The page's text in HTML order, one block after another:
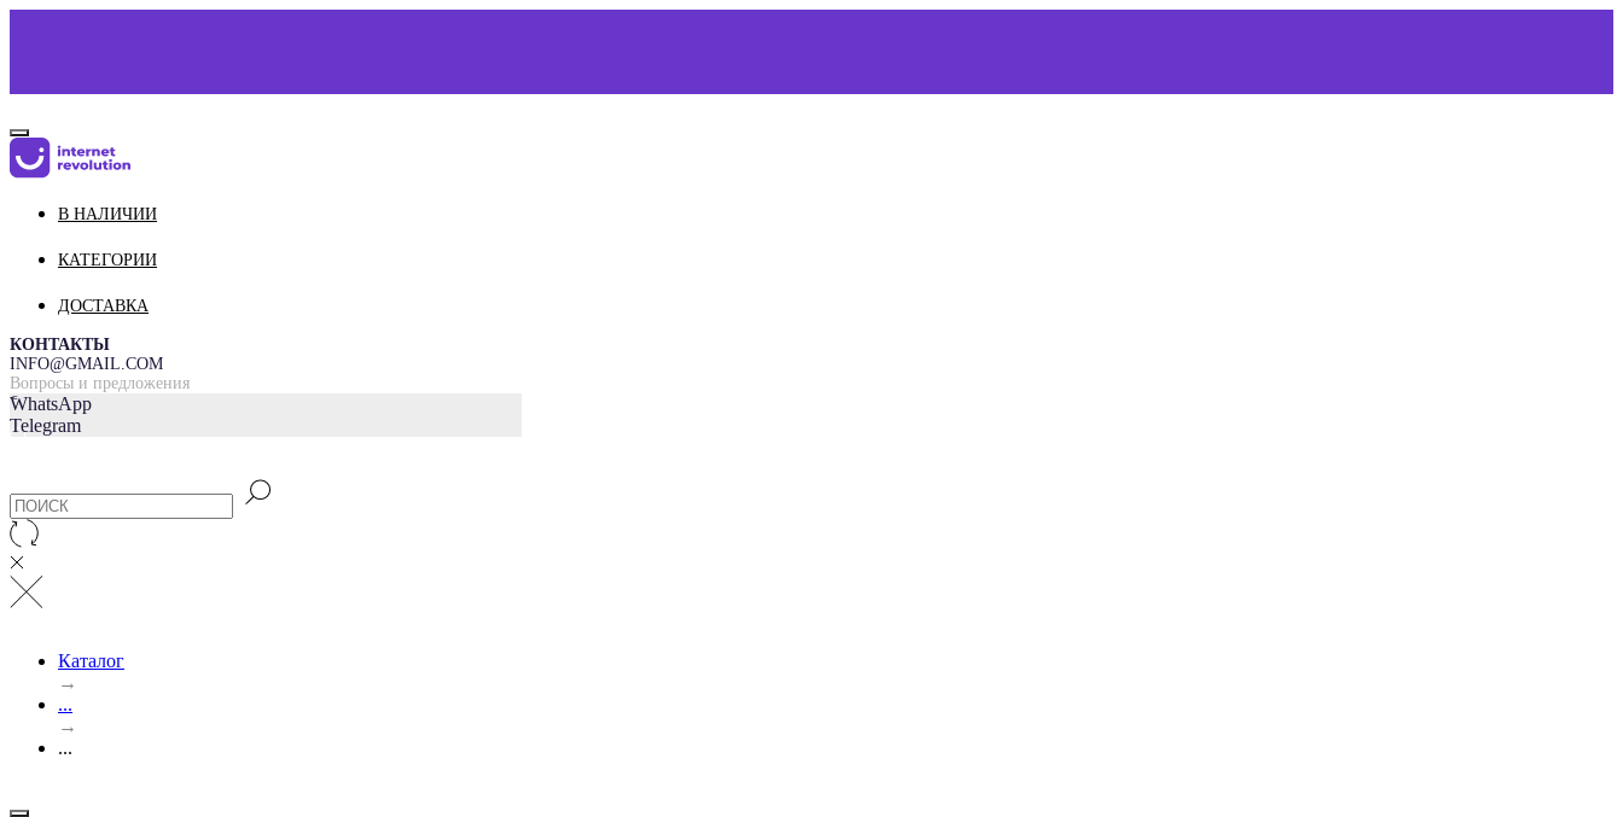
О НАС
ДОСТАВКА И ОПЛАТА
=
В НАЛИЧИИ
КАТЕГОРИИ
ДОСТАВКА
КОНТАКТЫ
INFO@GMAIL.COM
Вопросы и предложения
WhatsApp
Telegram
Каталог
→
...
→
...